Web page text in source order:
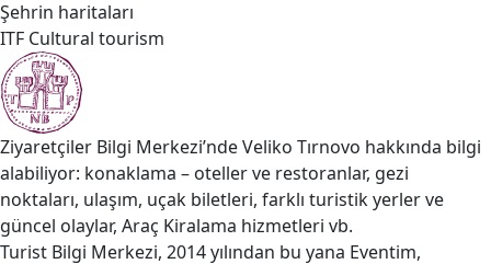
Şehrin haritaları
ITF Cultural tourism
Ziyaretçiler Bilgi Merkezi’nde Veliko Tırnovo hakkında bilgi
alabiliyor: konaklama – oteller ve restoranlar, gezi
noktaları, ulaşım, uçak biletleri, farklı turistik yerler ve
güncel olaylar, Araç Kiralama hizmetleri vb.
Turist Bilgi Merkezi, 2014 yılından bu yana Eventim,